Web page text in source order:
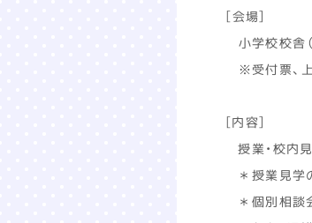
［会場］
小学校校舎
※受付票、上
［内容］
授業・校内
＊授業見学
＊個別相談